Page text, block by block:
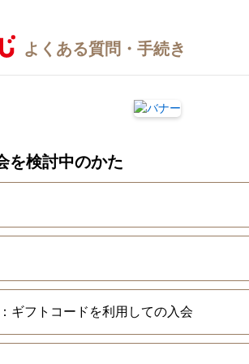
を検討中のかた
ギフトコードを利用しての入会